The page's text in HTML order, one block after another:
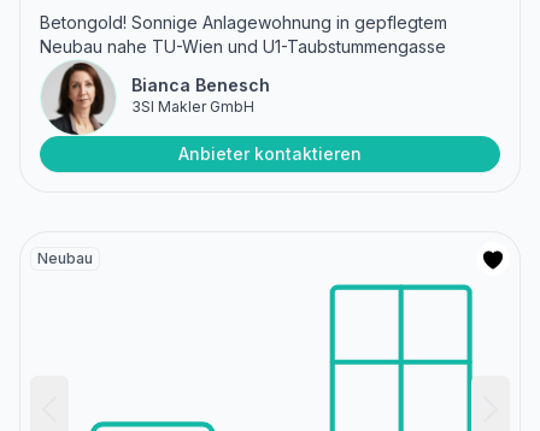
Betongold! Sonnige Anlagewohnung in gepflegtem
Neubau nahe TU-Wien und U1-Taubstummengasse
Bianca Benesch
3SI Makler GmbH
Anbieter kontaktieren
Neubau